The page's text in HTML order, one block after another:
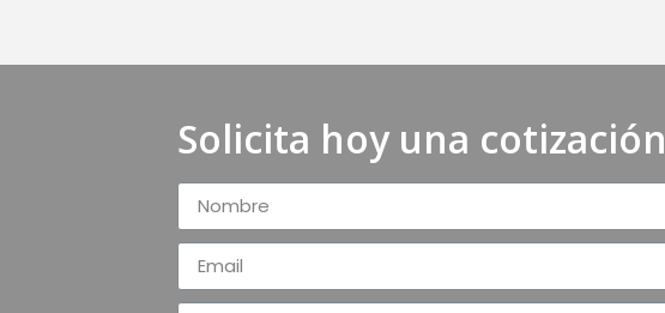
Solicita hoy una cotización